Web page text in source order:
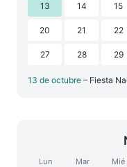
13 14 15
20 21 22
27 28 29
13 de octubre – Fiesta
Lun Mar Mié